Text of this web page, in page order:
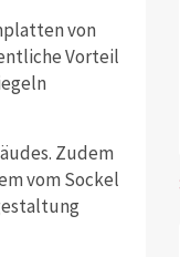
von
Vorteil
Zudem
vom Sockel